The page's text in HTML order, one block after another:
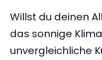
Willst du deinen
das sonnige
unvergleichliche